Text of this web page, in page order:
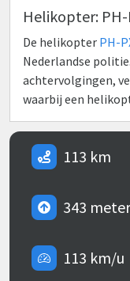
Helikopter: PH-
De helikopter PH-
Nederlandse
achtervolgingen,
waarbij een
113 km
343 meter
113 km/u